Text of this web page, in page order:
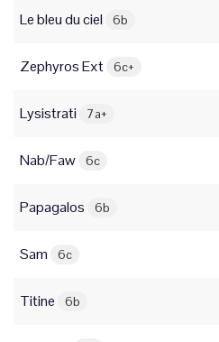
Le bleu du ciel 6b
Zephyros Ext 6c+
Lysistrati 7a+
Nab/Faw 6c
Papagalos 6b
Sam 6c
Titine 6b